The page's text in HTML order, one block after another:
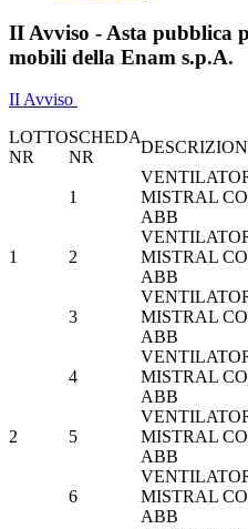
II Avviso - Asta pubblica
mobili della Enam s.p.A.
II Avviso
LOTTO
NR
SCHEDA
NR
1
1
MISTRAL
ABB
2
MISTRAL
ABB
3
MISTRAL
ABB
2
4
MISTRAL
ABB
5
MISTRAL
ABB
6
MISTRAL
ABB